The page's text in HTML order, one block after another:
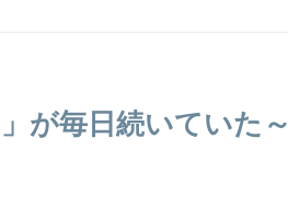
が毎日続いていた～